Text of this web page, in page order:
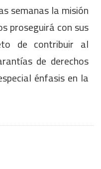
semanas la misión
proseguirá con sus
de contribuir al
de derechos
énfasis en la